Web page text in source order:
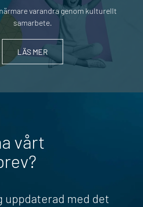
varandra genom kulturellt
samarbete.
LÄS MER
vårt
uppdaterad med det